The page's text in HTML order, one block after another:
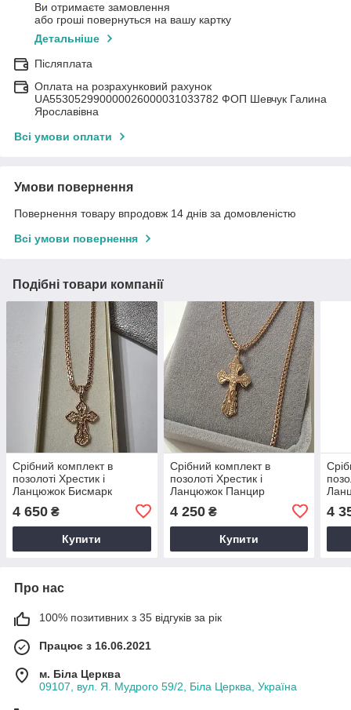
Ви отримаєте замовлення
або гроші повернуться на вашу картку
Детальніше
Післяплата
Оплата на розрахунковий рахунок
UA553052990000026000031033782 ФОП Шевчук Галина
Ярославівна
Всі умови оплати
Умови повернення
Повернення товару впродовж 14 днів за домовленістю
Всі умови повернення
Подібні товари компанії
Срібний комплект в
позолоті Хрестик і
Ланцюжок Бисмарк
4 650 ₴
Купити
Срібний комплект в
позолоті Хрестик і
Ланцюжок Панцир
4 250₴
Купити
4
Про нас
100% позитивних з 35 відгуків за рік
Працює з 16.06.2021
м. Біла Церква
09107, вул. Я. Мудрого 59/2, Біла Церква, Україна